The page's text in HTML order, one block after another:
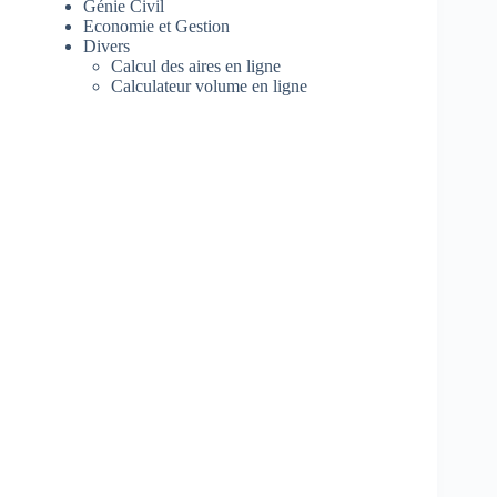
Génie Civil
Economie et Gestion
Divers
Calcul des aires en ligne
Calculateur volume en ligne